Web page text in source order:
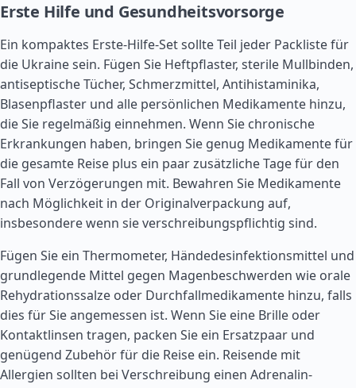
Erste Hilfe und Gesundheitsvorsorge
Ein kompaktes Erste-Hilfe-Set sollte Teil jeder Packliste für
die Ukraine sein. Fügen Sie Heftpflaster, sterile Mullbinden,
antiseptische Tücher, Schmerzmittel, Antihistaminika,
Blasenpflaster und alle persönlichen Medikamente hinzu,
die Sie regelmäßig einnehmen. Wenn Sie chronische
Erkrankungen haben, bringen Sie genug Medikamente für
die gesamte Reise plus ein paar zusätzliche Tage für den
Fall von Verzögerungen mit. Bewahren Sie Medikamente
nach Möglichkeit in der Originalverpackung auf,
insbesondere wenn sie verschreibungspflichtig sind.
Fügen Sie ein Thermometer, Händedesinfektionsmittel und
grundlegende Mittel gegen Magenbeschwerden wie orale
Rehydrationssalze oder Durchfallmedikamente hinzu, falls
dies für Sie angemessen ist. Wenn Sie eine Brille oder
Kontaktlinsen tragen, packen Sie ein Ersatzpaar und
genügend Zubehör für die Reise ein. Reisende mit
Allergien sollten bei Verschreibung einen Adrenalin-